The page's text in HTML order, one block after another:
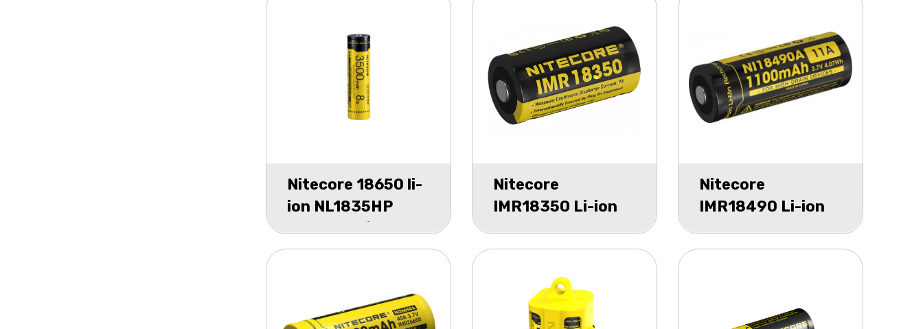
Nitecore 18650 li-
ion NL1835HP
blister 1
Nitecore
IMR18350 Li-ion
700mah box 1
Nitecore
IMR18490 Li-ion
1100mah box 1